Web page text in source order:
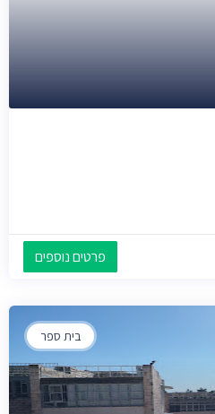
פרטים נוספים
בית ספר